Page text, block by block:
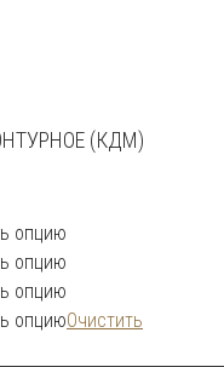
(КДМ)
опцию
опцию
опцию
опциюОчистить